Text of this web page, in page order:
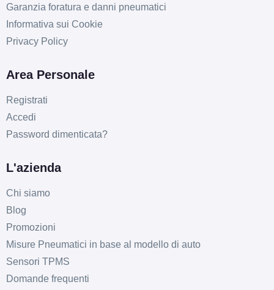
Garanzia foratura e danni pneumatici
Informativa sui Cookie
Privacy Policy
Area Personale
Registrati
Accedi
Password dimenticata?
L'azienda
Chi siamo
Blog
Promozioni
Misure Pneumatici in base al modello di auto
Sensori TPMS
Domande frequenti